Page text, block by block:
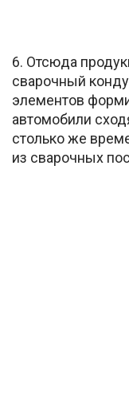
6. Отсюда
сварочный
элементов
автомобили
столько же
из сварочных